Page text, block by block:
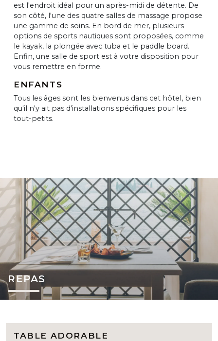
est l'endroit idéal pour un après-midi de détente. De
son côté, l'une des quatre salles de massage propose
une gamme de soins. En bord de mer, plusieurs
options de sports nautiques sont proposées, comme
le kayak, la plongée avec tuba et le paddle board.
Enfin, une salle de sport est à votre disposition pour
vous remettre en forme.
ENFANTS
Tous les âges sont les bienvenus dans cet hôtel, bien
qu'il n'y ait pas d'installations spécifiques pour les
tout-petits.
REPAS
TABLE ADORABLE